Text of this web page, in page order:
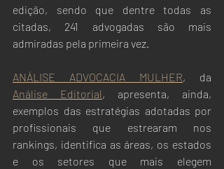
edição, sendo que dentre todas as
citadas, 241 advogadas são mais
admiradas pela primeira vez.
ANÁLISE ADVOCACIA MULHER
Análise Editorial, apresenta, ainda,
exemplos das estratégias adotadas por
profissionais que estrearam nos
rankings, identifica as áreas, os estados
e os setores que mais elegem